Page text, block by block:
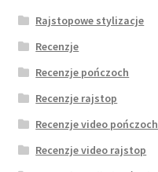
Rajstopowe stylizacje
Recenzje
Recenzje pończoch
Recenzje rajstop
Recenzje video pończoch
Recenzje video rajstop